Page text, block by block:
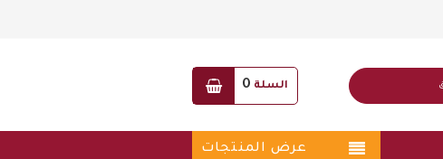
السلة 0
عرض المنتجات